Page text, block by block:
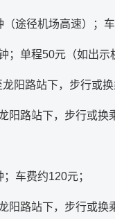
途径机场高速）；车
；单程50元（如出示
阳路站下，步行或
阳路站下，步行或换
车费约120元；
阳路站下，步行或换